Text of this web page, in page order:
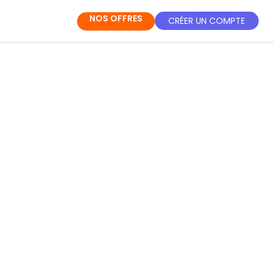
NOS OFFRES CRÉER UN COMPTE